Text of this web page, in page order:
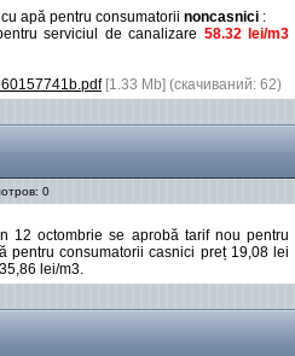
apă pentru consumatorii noncasnici :
serviciul de canalizare 58.32 lei/m3
[1.33 Mb] (cкачиваний: 62)
0
12 octombrie se aprobă tarif nou pentru
pentru consumatorii casnici preț 19,08 lei
lei/m3.